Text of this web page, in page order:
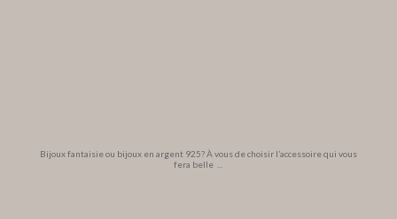
Bijoux fantaisie ou bijoux en argent 925? À vous de choisir l’accessoire qui vous
fera belle ...